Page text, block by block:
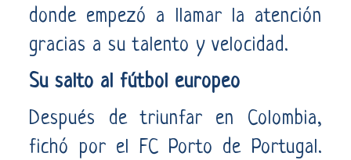
donde empezó a llamar la atención
gracias a su talento y velocidad.
Su salto al fútbol europeo
Después de triunfar en Colombia,
fichó por el FC Porto de Portugal.